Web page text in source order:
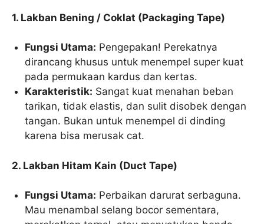
1. Lakban Bening / Coklat (Packaging Tape)
Fungsi Utama: Pengepakan! Perekatnya
dirancang khusus untuk menempel super kuat
pada permukaan kardus dan kertas.
Karakteristik: Sangat kuat menahan beban
tarikan, tidak elastis, dan sulit disobek dengan
tangan. Bukan untuk menempel di dinding
karena bisa merusak cat.
2. Lakban Hitam Kain (Duct Tape)
Fungsi Utama: Perbaikan darurat serbaguna.
Mau menambal selang bocor sementara,